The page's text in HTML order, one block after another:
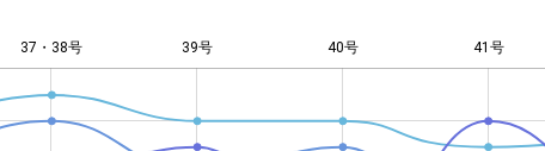
37・38号 39号 40号 41号